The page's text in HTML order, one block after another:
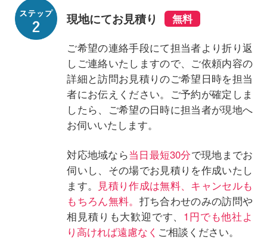
現地にてお見積り
ご希望の連絡手段にて担当者より折り返
しご連絡いたしますので、ご依頼内容の
詳細と訪問お見積りのご希望日時を担当
者にお伝えください。ご予約が確定しま
したら、ご希望の日時に担当者が現地へ
お伺いいたします。
対応地域なら当日最短30分で現地までお
伺いし、その場でお見積りを作成いたし
ます。 見積り作成は無料、キャンセルも
もちろん無料。 打ち合わせのみの訪問や
相見積りも大歓迎です、 1円でも他社よ
り高ければ遠慮なく ご相談ください。